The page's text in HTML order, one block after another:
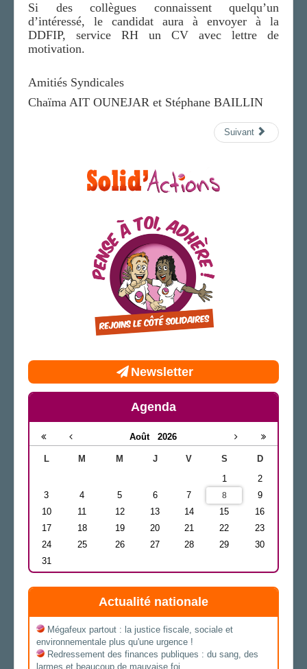
Si des collègues connaissent quelqu’un
d’intéressé, le candidat aura à envoyer à la
DDFIP, service RH un CV avec lettre de
motivation.
Amitiés Syndicales
Chaïma AIT OUNEJAR et Stéphane BAILLIN
Suivant
Newsletter
Agenda
Août 2026
L M M J V S
D
1
2
3
4 5 6 7 8
9
10
11 12 13 14 15
16
17
18 19 20 21 22
23
24
25 26 27 28 29
30
31
Actualité nationale
Mégafeux partout : la justice fiscale, sociale et
environnementale plus qu'une urgence !
Redressement des finances publiques : du sang, des
larmes et beaucoup de mauvaise foi